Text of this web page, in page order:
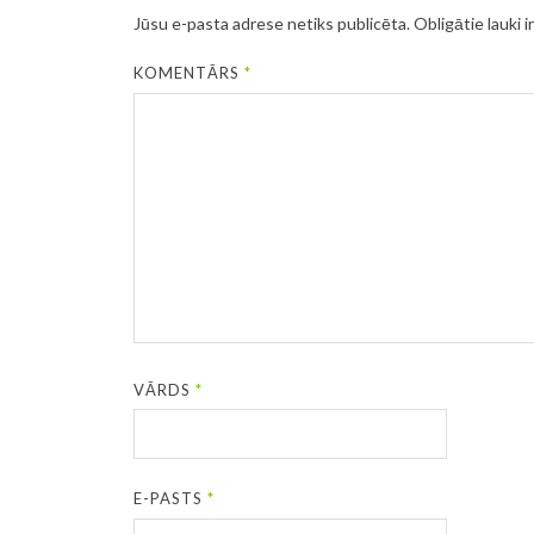
Jūsu e-pasta adrese netiks publicēta.Obligātie lauki
KOMENTĀRS*
VĀRDS*
E-PASTS*